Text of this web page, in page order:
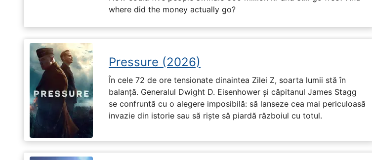
where did the money actually go?
Pressure (2026)
În cele 72 de ore tensionate dinaintea Zilei Z, soarta lumii stă în
balanță. Generalul Dwight D. Eisenhower și căpitanul James Stagg
se confruntă cu o alegere imposibilă: să lanseze cea mai periculoasă
invazie din istorie sau să riște să piardă războiul cu totul.